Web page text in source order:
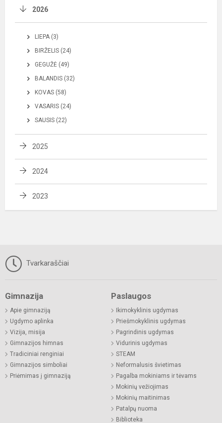
2026
LIEPA (3)
BIRŽELIS (24)
GEGUŽĖ (49)
BALANDIS (32)
KOVAS (58)
VASARIS (24)
SAUSIS (22)
2025
2024
2023
Tvarkaraščiai
Gimnazija
Apie gimnaziją
Ugdymo aplinka
Vizija, misija
Gimnazijos himnas
Tradiciniai renginiai
Gimnazijos simboliai
Priėmimas į gimnaziją
Paslaugos
Ikimokyklinis ugdymas
Priešmokyklinis ugdymas
Pagrindinis ugdymas
Vidurinis ugdymas
STEAM
Neformalusis švietimas
Pagalba mokiniams ir tėvams
Mokinių vežiojimas
Mokinių maitinimas
Patalpų nuoma
Biblioteka